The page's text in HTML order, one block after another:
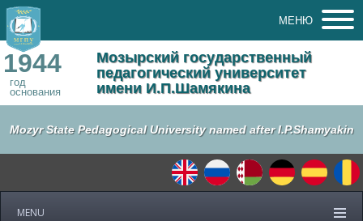
МЕНЮ
1944
год
основания
Мозырский государственный
педагогический университет
имени И.П.Шамякина
Mozyr State Pedagogical University named after I.P.Shamyakin
MENU